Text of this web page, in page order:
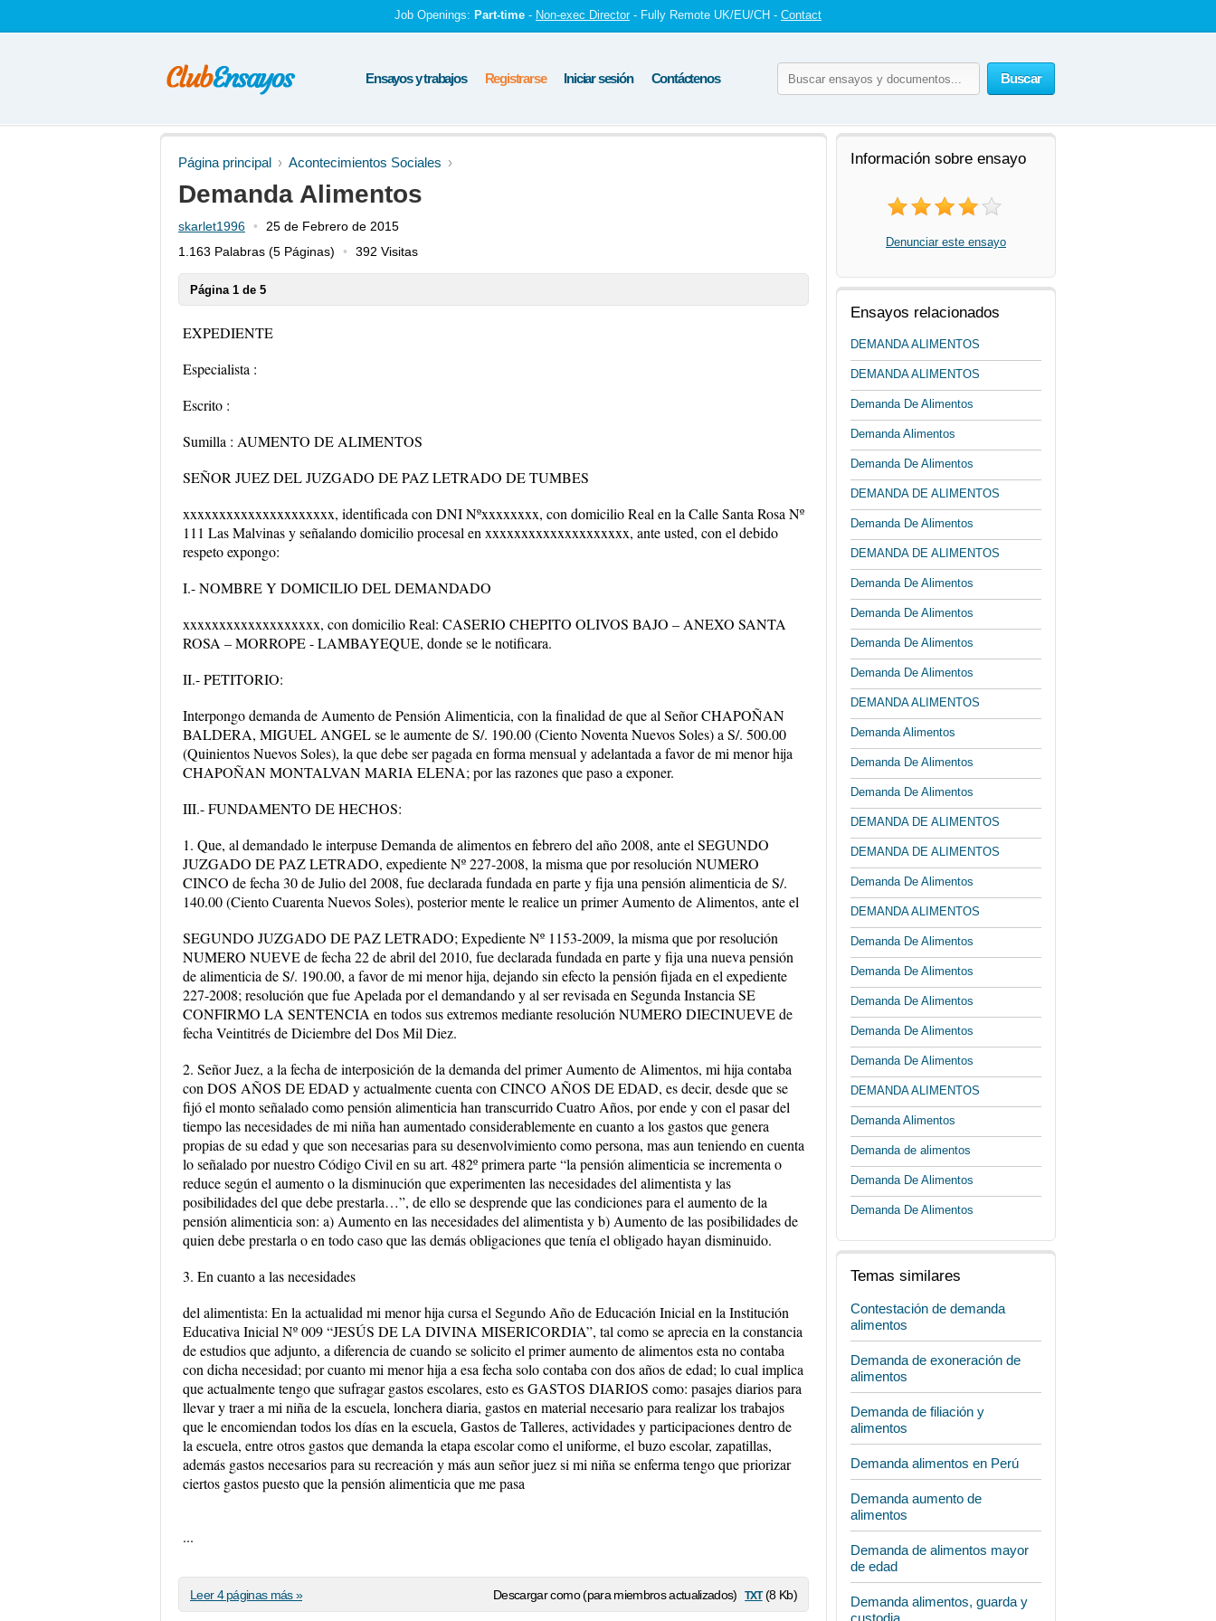
Job Openings: Part-time - Non-exec Director - Fully Remote UK/EU/CH - Contact
Buscar
Ensayos y trabajos Registrarse Iniciar sesión Contáctenos
Página principal Acontecimientos Sociales
Demanda Alimentos
skarlet1996
25 de Febrero de 2015
1.163 Palabras (5 Páginas) 392 Visitas
Página 1 de 5
EXPEDIENTE
Especialista :
Escrito :
Sumilla : AUMENTO DE ALIMENTOS
SEÑOR JUEZ DEL JUZGADO DE PAZ LETRADO DE TUMBES
xxxxxxxxxxxxxxxxxxxxx, identificada con DNI Nºxxxxxxxx, con domicilio Real en la Calle Santa Rosa Nº
111 Las Malvinas y señalando domicilio procesal en xxxxxxxxxxxxxxxxxxxx, ante usted, con el debido
respeto expongo:
I.- NOMBRE Y DOMICILIO DEL DEMANDADO
xxxxxxxxxxxxxxxxxxx, con domicilio Real: CASERIO CHEPITO OLIVOS BAJO – ANEXO SANTA
ROSA – MORROPE - LAMBAYEQUE, donde se le notificara.
II.- PETITORIO:
Interpongo demanda de Aumento de Pensión Alimenticia, con la finalidad de que al Señor CHAPOÑAN
BALDERA, MIGUEL ANGEL se le aumente de S/. 190.00 (Ciento Noventa Nuevos Soles) a S/. 500.00
(Quinientos Nuevos Soles), la que debe ser pagada en forma mensual y adelantada a favor de mi menor hija
CHAPOÑAN MONTALVAN MARIA ELENA; por las razones que paso a exponer.
III.- FUNDAMENTO DE HECHOS:
1. Que, al demandado le interpuse Demanda de alimentos en febrero del año 2008, ante el SEGUNDO
JUZGADO DE PAZ LETRADO, expediente Nº 227-2008, la misma que por resolución NUMERO
CINCO de fecha 30 de Julio del 2008, fue declarada fundada en parte y fija una pensión alimenticia de S/.
140.00 (Ciento Cuarenta Nuevos Soles), posterior mente le realice un primer Aumento de Alimentos, ante el
SEGUNDO JUZGADO DE PAZ LETRADO; Expediente Nº 1153-2009, la misma que por resolución
NUMERO NUEVE de fecha 22 de abril del 2010, fue declarada fundada en parte y fija una nueva pensión
de alimenticia de S/. 190.00, a favor de mi menor hija, dejando sin efecto la pensión fijada en el expediente
227-2008; resolución que fue Apelada por el demandando y al ser revisada en Segunda Instancia SE
CONFIRMO LA SENTENCIA en todos sus extremos mediante resolución NUMERO DIECINUEVE de
fecha Veintitrés de Diciembre del Dos Mil Diez.
2. Señor Juez, a la fecha de interposición de la demanda del primer Aumento de Alimentos, mi hija contaba
con DOS AÑOS DE EDAD y actualmente cuenta con CINCO AÑOS DE EDAD, es decir, desde que se
fijó el monto señalado como pensión alimenticia han transcurrido Cuatro Años, por ende y con el pasar del
tiempo las necesidades de mi niña han aumentado considerablemente en cuanto a los gastos que genera
propias de su edad y que son necesarias para su desenvolvimiento como persona, mas aun teniendo en cuenta
lo señalado por nuestro Código Civil en su art. 482º primera parte “la pensión alimenticia se incrementa o
reduce según el aumento o la disminución que experimenten las necesidades del alimentista y las
posibilidades del que debe prestarla…”, de ello se desprende que las condiciones para el aumento de la
pensión alimenticia son: a) Aumento en las necesidades del alimentista y b) Aumento de las posibilidades de
quien debe prestarla o en todo caso que las demás obligaciones que tenía el obligado hayan disminuido.
3. En cuanto a las necesidades
del alimentista: En la actualidad mi menor hija cursa el Segundo Año de Educación Inicial en la Institución
Educativa Inicial Nº 009 “JESÚS DE LA DIVINA MISERICORDIA”, tal como se aprecia en la constancia
de estudios que adjunto, a diferencia de cuando se solicito el primer aumento de alimentos esta no contaba
con dicha necesidad; por cuanto mi menor hija a esa fecha solo contaba con dos años de edad; lo cual implica
que actualmente tengo que sufragar gastos escolares, esto es GASTOS DIARIOS como: pasajes diarios para
llevar y traer a mi niña de la escuela, lonchera diaria, gastos en material necesario para realizar los trabajos
que le encomiendan todos los días en la escuela, Gastos de Talleres, actividades y participaciones dentro de
la escuela, entre otros gastos que demanda la etapa escolar como el uniforme, el buzo escolar, zapatillas,
además gastos necesarios para su recreación y más aun señor juez si mi niña se enferma tengo que priorizar
ciertos gastos puesto que la pensión alimenticia que me pasa
...
Descargar como (para miembros actualizados) txt(8 Kb)
Leer 4 páginas más »
Información sobre ensayo
Denunciar este ensayo
Ensayos relacionados
DEMANDA ALIMENTOS
DEMANDA ALIMENTOS
Demanda De Alimentos
Demanda Alimentos
Demanda De Alimentos
DEMANDA DE ALIMENTOS
Demanda De Alimentos
DEMANDA DE ALIMENTOS
Demanda De Alimentos
Demanda De Alimentos
Demanda De Alimentos
Demanda De Alimentos
DEMANDA ALIMENTOS
Demanda Alimentos
Demanda De Alimentos
Demanda De Alimentos
DEMANDA DE ALIMENTOS
DEMANDA DE ALIMENTOS
Demanda De Alimentos
DEMANDA ALIMENTOS
Demanda De Alimentos
Demanda De Alimentos
Demanda De Alimentos
Demanda De Alimentos
Demanda De Alimentos
DEMANDA ALIMENTOS
Demanda Alimentos
Demanda de alimentos
Demanda De Alimentos
Demanda De Alimentos
Temas similares
Contestación de demanda
alimentos
Demanda de exoneración de
alimentos
Demanda de filiación y
alimentos
Demanda alimentos en Perú
Demanda aumento de
alimentos
Demanda de alimentos mayor
de edad
Demanda alimentos, guarda y
custodia